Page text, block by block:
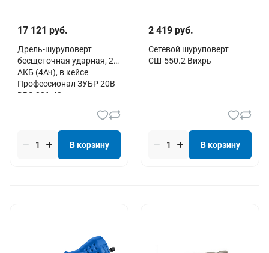
17 121 руб.
Дрель-шуруповерт
бесщеточная ударная, 2
АКБ (4Ач), в кейсе
Профессионал ЗУБР 20В
DBS-201-42
В корзину
2 419 руб.
Сетевой шуруповерт
СШ-550.2 Вихрь
В корзину